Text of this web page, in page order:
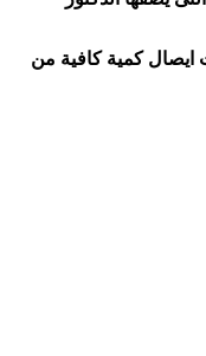
ايصال كمية كافية من